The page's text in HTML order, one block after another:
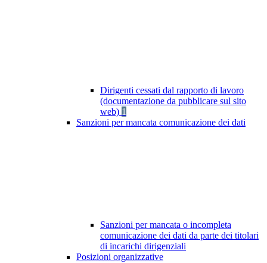
Dirigenti cessati dal rapporto di lavoro
(documentazione da pubblicare sul sito
web) 1
Sanzioni per mancata comunicazione dei dati
Sanzioni per mancata o incompleta
comunicazione dei dati da parte dei titolari
di incarichi dirigenziali
Posizioni organizzative